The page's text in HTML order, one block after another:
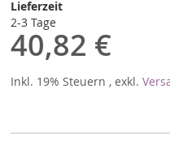
Lieferzeit
2-3 Tage
40,82 €
Inkl. 19% Steuern , exkl.